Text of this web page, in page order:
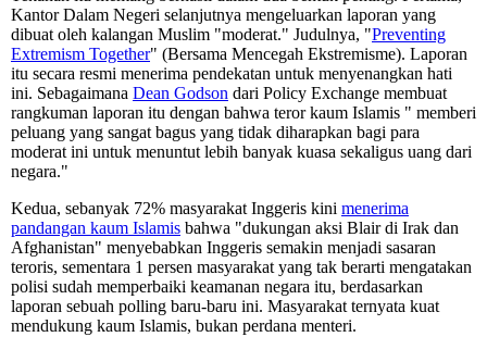
Kantor Dalam Negeri selanjutnya mengeluarkan laporan yang
dibuat oleh kalangan Muslim "moderat." Judulnya, "Preventing
Extremism Together" (Bersama Mencegah Ekstremisme). Laporan
itu secara resmi menerima pendekatan untuk menyenangkan hati
ini. Sebagaimana Dean Godson dari Policy Exchange membuat
rangkuman laporan itu dengan bahwa teror kaum Islamis " memberi
peluang yang sangat bagus yang tidak diharapkan bagi para
moderat ini untuk menuntut lebih banyak kuasa sekaligus uang dari
negara."
Kedua, sebanyak 72% masyarakat Inggeris kini menerima
pandangan kaum Islamis bahwa "dukungan aksi Blair di Irak dan
Afghanistan" menyebabkan Inggeris semakin menjadi sasaran
teroris, sementara 1 persen masyarakat yang tak berarti mengatakan
polisi sudah memperbaiki keamanan negara itu, berdasarkan
laporan sebuah polling baru-baru ini. Masyarakat ternyata kuat
mendukung kaum Islamis, bukan perdana menteri.